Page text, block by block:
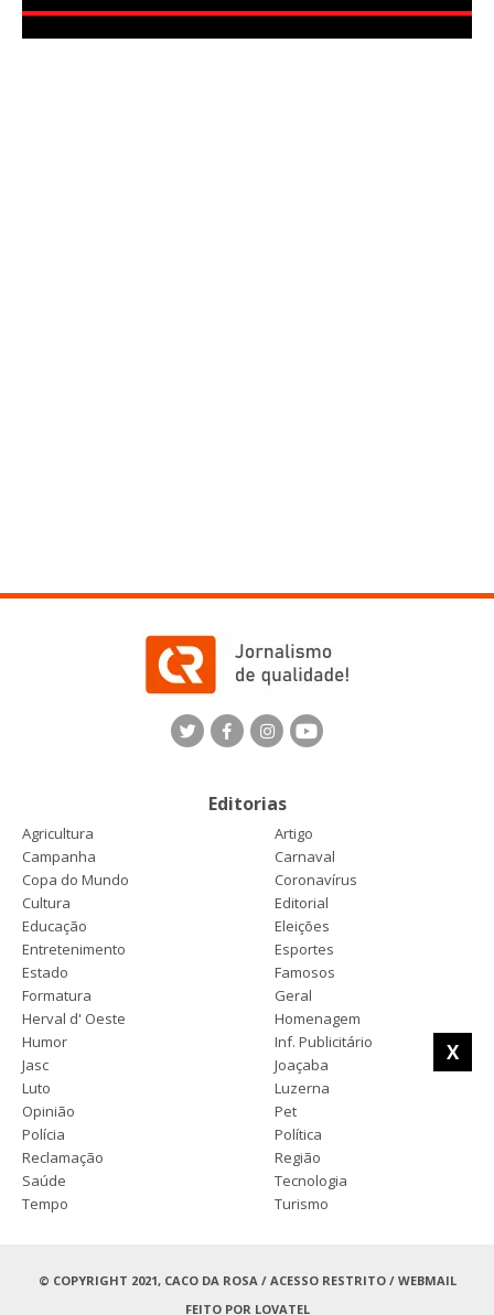
X
Editorias
Agricultura
Artigo
Campanha
Carnaval
Copa do Mundo
Coronavírus
Cultura
Editorial
Educação
Eleições
Entretenimento
Esportes
Estado
Famosos
Formatura
Geral
Herval d' Oeste
Homenagem
Humor
Inf. Publicitário
Jasc
Joaçaba
Luto
Luzerna
Opinião
Pet
Polícia
Política
Reclamação
Região
Saúde
Tecnologia
Tempo
Turismo
© COPYRIGHT 2021, CACO DA ROSA / ACESSO RESTRITO/ WEBMAIL
FEITO POR LOVATEL